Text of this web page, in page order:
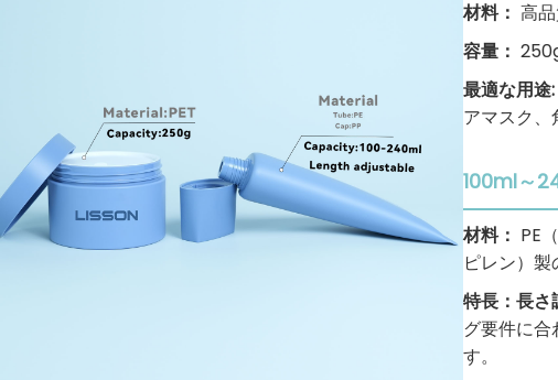
材料： 高
容量：
最適な用途:
アマスク、
100ml～
材料： PE
ピレン）製
特長：長さ
グ要件に合
す。